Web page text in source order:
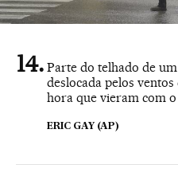
Parte do telhado de
deslocada pelos
hora que vieram com
ERIC GAY (AP)